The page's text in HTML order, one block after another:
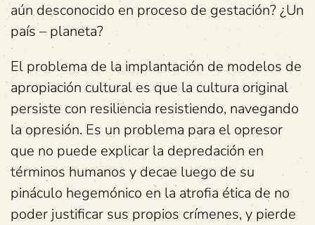
aún desconocido en proceso de gestación? ¿Un
país – planeta?
El problema de la implantación de modelos de
apropiación cultural es que la cultura original
persiste con resiliencia resistiendo, navegando
la opresión. Es un problema para el opresor
que no puede explicar la depredación en
términos humanos y decae luego de su
pináculo hegemónico en la atrofia ética de no
poder justificar sus propios crímenes, y pierde